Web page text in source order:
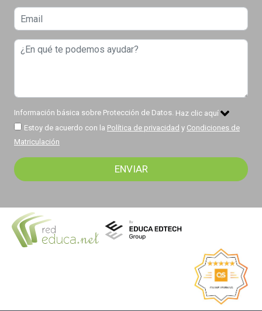
Información básica sobre Protección de Datos. Haz clic aquí
Estoy de acuerdo con la Política de privacidad y Condiciones de
Matriculación